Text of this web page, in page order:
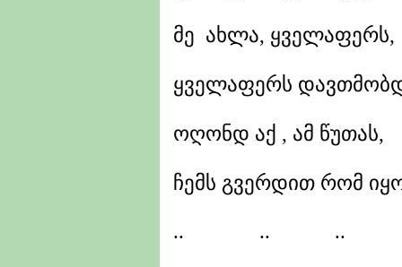
მე ახლა, ყველაფერს,
ყველაფერს
ოღონდ აქ , ამ წუთას,
ჩემს გვერდით რომ
.. .. ..